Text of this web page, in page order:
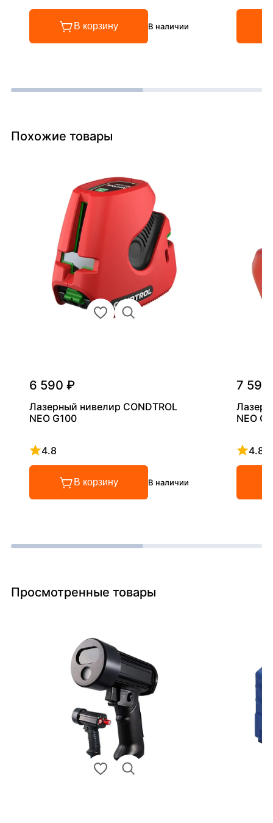
В корзину В наличии
Похожие товары
6 590 ₽
Лазерный нивелир CONDTROL
NEO G100
4.8
Рейтинг 4.8 из 5
В корзину В наличии
7 590
NEO
4.8
Просмотренные товары